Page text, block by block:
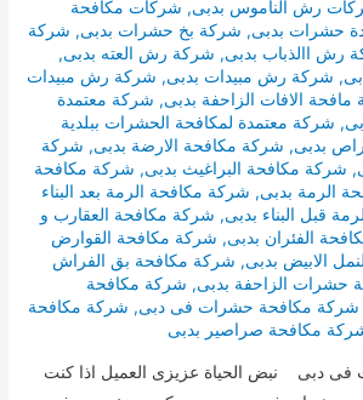
رش الناموس بدبى, شركات مكافحة
حشرات بدبى, شركة بخ حشرات بدبى, شركة
رش االذباب بدبى, شركة رش العته بدبى,
, شركة رش مبيدات بدبى, شركة رش مبيدات
الافات الزاحفة بدبى, شركة معتمدة
, شركة معتمدة لمكافحة الحشرات ببلدية
بدبى, شركة مكافحة الارضة بدبى, شركة
, شركة مكافحة البراغيث بدبى, شركة مكافحة
الرمة بدبى, شركة مكافحة الرمة بعد البناء
قبل البناء بدبى, شركة مكافحة العقارب و
الفئران بدبى, شركة مكافحة القوارض
الابيض بدبى, شركة مكافحة بق الفراش
حشرات الزاحفة بدبى, شركة مكافحة
شركة مكافحة حشرات فى دبى, شركة مكافحة
مكافحة صراصير بدبى
دبى نبض الحياة عزيزى العميل اذا كنت